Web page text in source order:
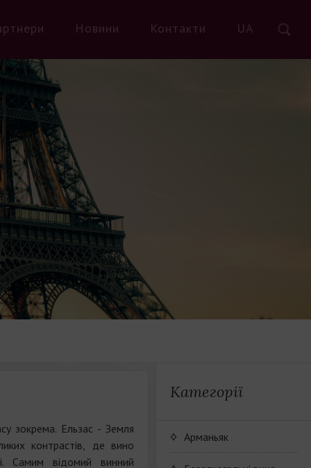
Новини Контакти UA
зокрема. Ельзас - Земля
контрастів, де вино
Самим відомий винний
Категорії
Арманьяк